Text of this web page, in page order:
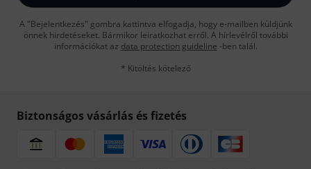
A "Bejelentkezés" gombra kattintva elfogadja, hogy e-mailben küldjünk
önnek hirdetéseket. Bármikor leiratkozhat erről. A hírlevélről további
információkat az data protection guideline -ben talál.
* Kitöltés kötelező
Biztonságos vásárlás és fizetés